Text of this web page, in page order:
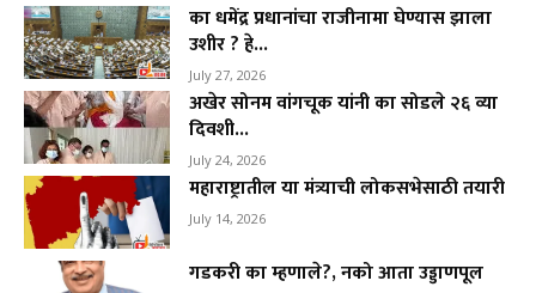
का धमेंद्र प्रधानांचा राजीनामा घेण्यास झाला
उशीर ? हे...
July 27, 2026
अखेर सोनम वांगचूक यांनी का सोडले २६ व्या
दिवशी...
July 24, 2026
महाराष्ट्रातील या मंत्र्याची लोकसभेसाठी तयारी
July 14, 2026
गडकरी का म्हणाले?, नको आता उड्डाणपूल